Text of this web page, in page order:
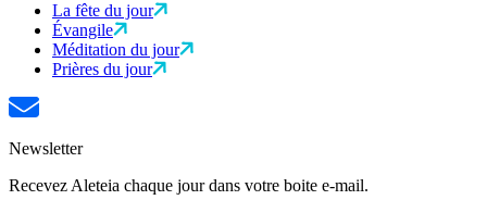
La fête du jour
Évangile
Méditation du jour
Prières du jour
Newsletter
Recevez Aleteia chaque jour dans votre boite e-mail.